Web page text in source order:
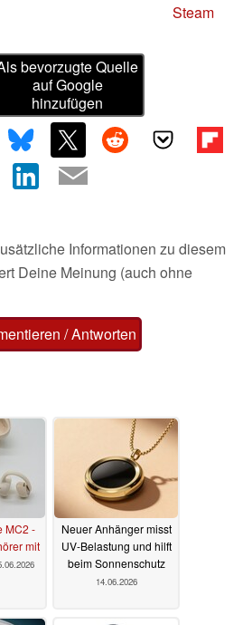
Steam
bevorzugte Quelle
auf Google
hinzufügen
Informationen zu diesem
Deine Meinung (auch ohne
/ Antworten
MC2 -
mit
Neuer Anhänger misst
UV-Belastung und hilft
beim Sonnenschutz
14.06.2026